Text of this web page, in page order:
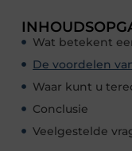
Wat betekent
De voordelen
Conclusie
Veelgestelde